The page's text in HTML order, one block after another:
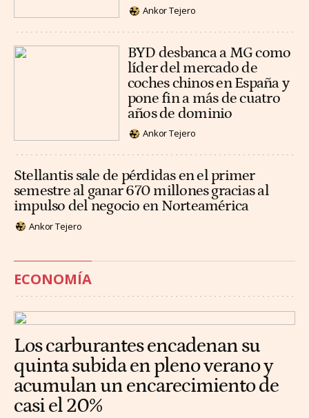
Ankor Tejero
BYD desbanca a MG como
líder del mercado de
coches chinos en España y
pone fin a más de cuatro
años de dominio
Ankor Tejero
Stellantis sale de pérdidas en el primer
semestre al ganar 670 millones gracias al
impulso del negocio en Norteamérica
Ankor Tejero
ECONOMÍA
Los carburantes encadenan su
quinta subida en pleno verano y
acumulan un encarecimiento de
casi el 20%